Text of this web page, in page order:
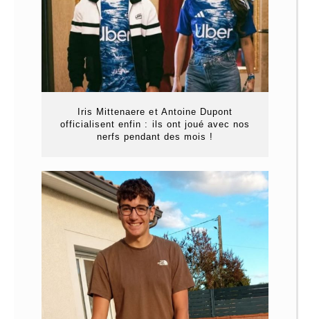
Iris Mittenaere et Antoine Dupont
officialisent enfin : ils ont joué avec nos
nerfs pendant des mois !